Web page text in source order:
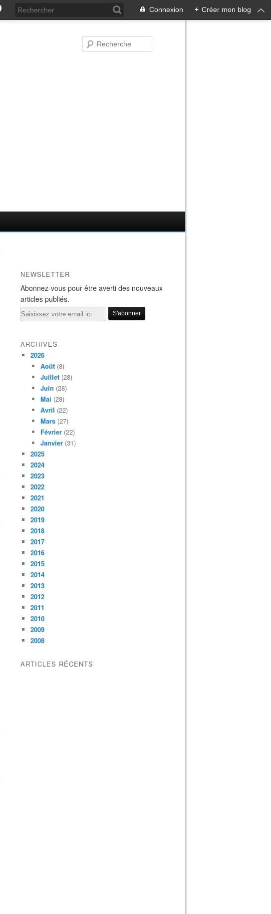
Connexion + Créer mon blog
NEWSLETTER
Abonnez-vous pour être averti des nouveaux
articles publiés.
Email
ARCHIVES
2026
Août (8)
Juillet (28)
Juin (28)
Mai (28)
Avril (22)
Mars (27)
Février (22)
Janvier (31)
2025
2024
2023
2022
2021
2020
2019
2018
2017
2016
2015
2014
2013
2012
2011
2010
2009
2008
ARTICLES RÉCENTS